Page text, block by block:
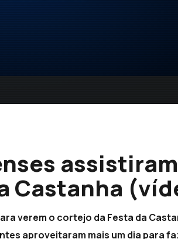
Castanha
verem o cortejo da Festa da
aproveitaram mais um dia para